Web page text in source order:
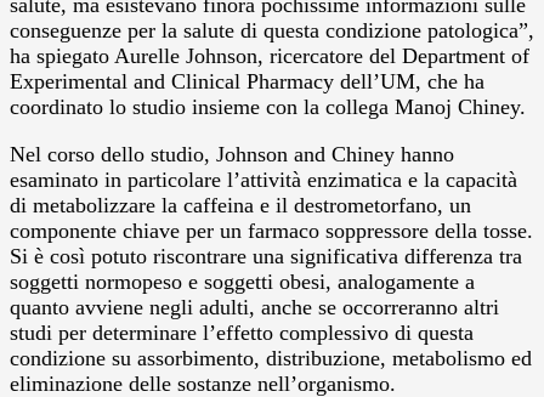
conseguenze per la salute di questa condizione patologica”,
ha spiegato Aurelle Johnson, ricercatore del Department of
Experimental and Clinical Pharmacy dell’UM, che ha
coordinato lo studio insieme con la collega Manoj Chiney.
Nel corso dello studio, Johnson and Chiney hanno
esaminato in particolare l’attività enzimatica e la capacità
di metabolizzare la caffeina e il destrometorfano, un
componente chiave per un farmaco soppressore della tosse.
Si è così potuto riscontrare una significativa differenza tra
soggetti normopeso e soggetti obesi, analogamente a
quanto avviene negli adulti, anche se occorreranno altri
studi per determinare l’effetto complessivo di questa
condizione su assorbimento, distribuzione, metabolismo ed
eliminazione delle sostanze nell’organismo.